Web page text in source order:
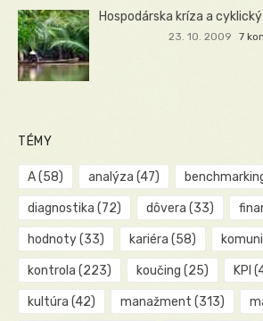
Hospodárska kríza a
23. 10. 2009 7
TÉMY
A(58) analýza (47)
diagnostika (72) dôvera (33)
hodnoty(33) kariéra (58)
kontrola (223) koučing (25) KPI
kultúra (42) manažment (313)